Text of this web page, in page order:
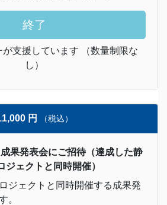
終了
支援しています （数量制限な
し）
円 （税込）
果発表会にご招待（達成した静
ジェクトと同時開催）
ジェクトと同時開催する成果発
。